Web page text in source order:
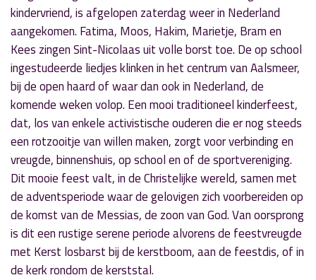
kindervriend, is afgelopen zaterdag weer in Nederland
aangekomen. Fatima, Moos, Hakim, Marietje, Bram en
Kees zingen Sint-Nicolaas uit volle borst toe. De op school
ingestudeerde liedjes klinken in het centrum van Aalsmeer,
bij de open haard of waar dan ook in Nederland, de
komende weken volop. Een mooi traditioneel kinderfeest,
dat, los van enkele activistische ouderen die er nog steeds
een rotzooitje van willen maken, zorgt voor verbinding en
vreugde, binnenshuis, op school en of de sportvereniging.
Dit mooie feest valt, in de Christelijke wereld, samen met
de adventsperiode waar de gelovigen zich voorbereiden op
de komst van de Messias, de zoon van God. Van oorsprong
is dit een rustige serene periode alvorens de feestvreugde
met Kerst losbarst bij de kerstboom, aan de feestdis, of in
de kerk rondom de kerststal.